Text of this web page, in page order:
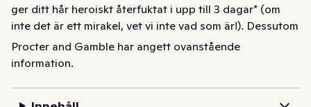
ger ditt hår heroiskt återfuktat i upp till 3 dagar* (om
inte det är ett mirakel, vet vi inte vad som är!). Dessutom
är den vegansk** och PETA-certifierad cruelty-free! Och
den ikoniska Aussie-doften? Gör dig redo att bli en
med resten av Aussie Miracle Moist-serien för hår så
Procter and Gamble har angett ovanstående
information.